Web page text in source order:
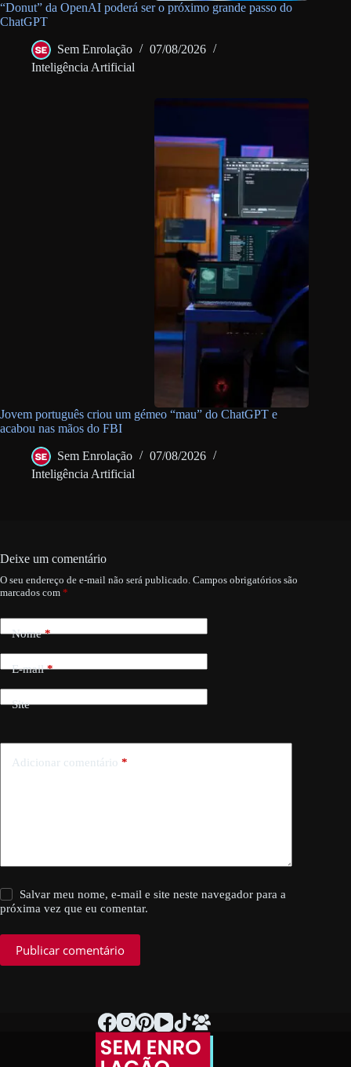
“Donut” da OpenAI poderá ser o próximo grande passo do
ChatGPT
Sem Enrolação
07/08/2026
Inteligência Artificial
Jovem português criou um gémeo “mau” do ChatGPT e
acabou nas mãos do FBI
Sem Enrolação
07/08/2026
Inteligência Artificial
Deixe um comentário
O seu endereço de e-mail não será publicado. Campos obrigatórios são
marcados com *
Nome*
E-mail*
Site
Adicionar comentário *
Salvar meu nome, e-mail e site neste navegador para a
próxima vez que eu comentar.
Publicar comentário